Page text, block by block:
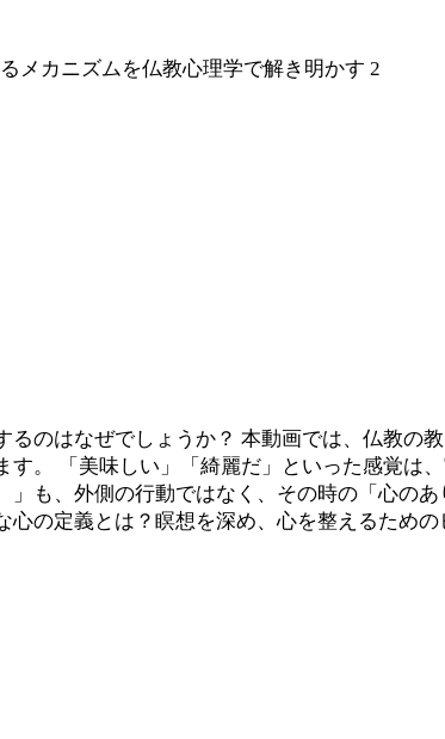
メカニズムを仏教心理学で解き明かす 2
のはなぜでしょうか？ 本動画では、仏教の
。 「美味しい」「綺麗だ」といった感覚は
も、外側の行動ではなく、その時の「心の
の定義とは？瞑想を深め、心を整えるため